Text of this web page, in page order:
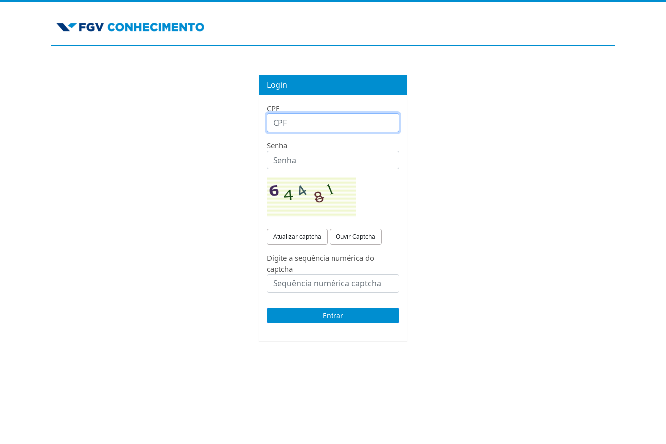
Login
CPF
Senha
Atualizar captcha Ouvir Captcha
Digite a sequência numérica do
captcha